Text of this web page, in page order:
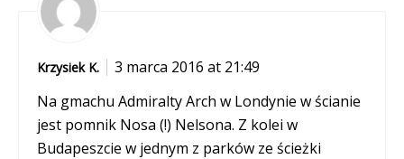
Krzysiek K.
3 marca 2016 at 21:49
Na gmachu Admiralty Arch w Londynie w ścianie
jest pomnik Nosa (!) Nelsona. Z kolei w
Budapeszcie w jednym z parków ze ścieżki